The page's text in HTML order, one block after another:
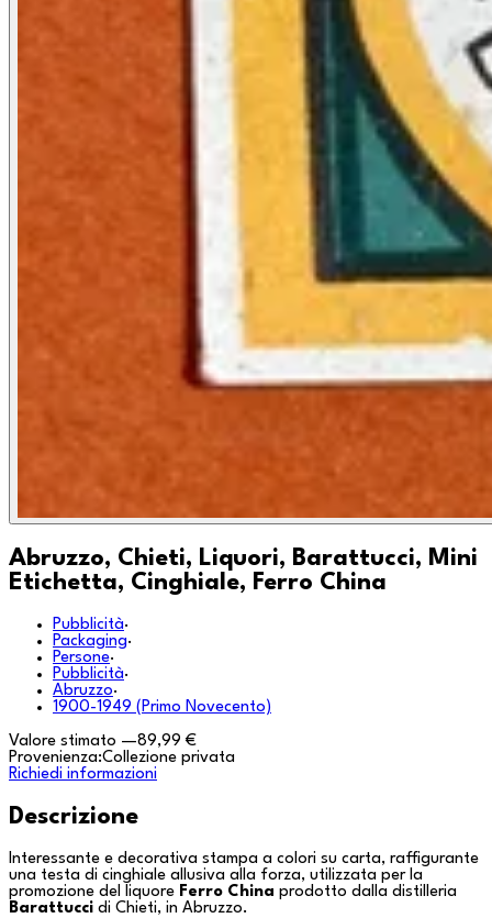
Abruzzo, Chieti, Liquori, Barattucci, Mini
Etichetta, Cinghiale, Ferro China
Pubblicità·
Packaging·
Persone·
Pubblicità·
Abruzzo·
1900-1949 (Primo Novecento)
Valore stimato —89,99 €
Provenienza:Collezione privata
Richiedi informazioni
Descrizione
Interessante e decorativa stampa a colori su carta, raffigurante
una testa di cinghiale allusiva alla forza, utilizzata per la
promozione del liquore Ferro China prodotto dalla distilleria
Barattucci di Chieti, in Abruzzo.